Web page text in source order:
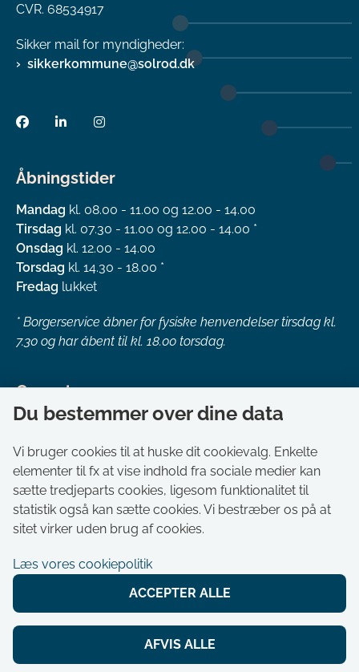
CVR. 68534917
Sikker mail for myndigheder:
sikkerkommune@solrod.dk
Åbningstider
Mandag kl. 08.00 - 11.00 og 12.00 - 14.00
Tirsdag kl. 07.30 - 11.00 og 12.00 - 14.00 *
Onsdag kl. 12.00 - 14.00
Torsdag kl. 14.30 - 18.00 *
Fredag lukket
* Borgerservice åbner for fysiske henvendelser tirsdag kl.
7.30 og har åbent til kl. 18.00 torsdag.
Genveje
Om kommunen
Aktuelt
Akut hjælp
Bestil tid i Borgerservice
Ledige stillinger
Selvbetjening
Tilgængelighedserklæring
Du bestemmer over dine data
Vi bruger cookies til at huske dit cookievalg. Enkelte
elementer til fx at vise indhold fra sociale medier kan
sætte tredjeparts cookies, ligesom funktionalitet til
statistik også kan sætte cookies. Vi bestræber os på at
sitet virker uden brug af cookies.
Læs vores cookiepolitik
ACCEPTER ALLE
AFVIS ALLE